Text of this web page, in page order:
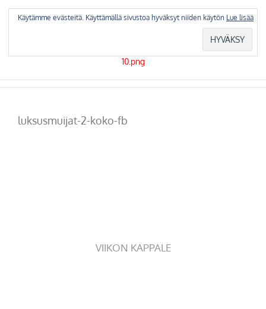
luksusmuijat-2-koko-fb
VIIKON KAPPALE
Käytämme evästeitä. Käyttämällä sivustoa hyväksyt niiden käytön Lue lisää